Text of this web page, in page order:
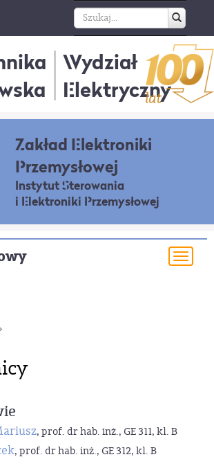
Wydział
Elektryczny
Zakład Elektroniki
Przemysłowej
Instytut Sterowania
i Elektroniki Przemysłowej
, prof. dr hab. inż., GE 311, kl. B
, prof. dr hab. inż., GE 312, kl. B